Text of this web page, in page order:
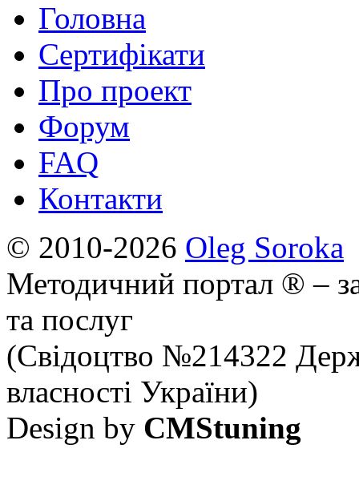
Головна
Сертифікати
Про проект
Форум
FAQ
Контакти
© 2010-2026 Oleg Soroka
Методичний портал ® –
та послуг
(Свідоцтво №214322
власності України)
Design by CMStuning